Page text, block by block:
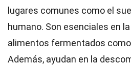
lugares comunes como el
humano. Son esenciales en
alimentos fermentados como
Además, ayudan en la